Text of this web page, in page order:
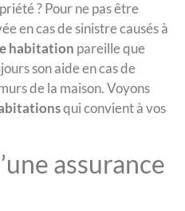
? Pour ne pas être
en cas de sinistre causés à
habitation pareille que
son aide en cas de
de la maison. Voyons
qui convient à vos
assurance